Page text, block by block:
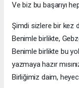
Ve biz bu başarıyı
Şimdi sizlere bir kez
Benimle birlikte,
Benimle birlikte bu
yazmaya hazır
Birliğimiz daim,